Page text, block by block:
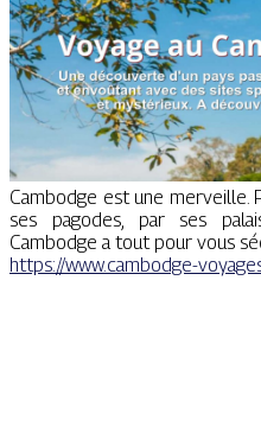
Cambodge est une merveille.
ses pagodes, par ses
Cambodge a tout pour vous
https://www.cambodge-